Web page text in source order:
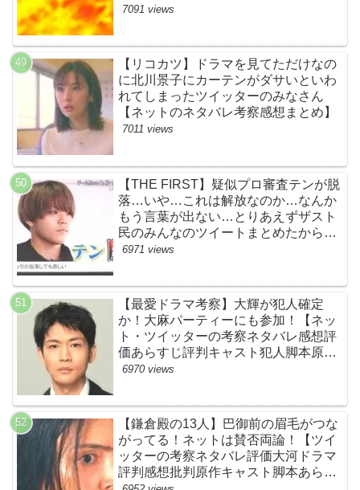
想まとめ・第１話】
7091 views
【リコカツ】ドラマを見てただけなの
に北川景子にカーテンがダサいといわ
れてしまったツイッターのみなさん
【ネットのネタバレ考察感想まとめ】
7011 views
【THE FIRST】疑似プロ審査テンが脱
落…いや…これは解放なのか…なんか
もう言葉が出ない…とりあえずザスト
民のみんなのツイートまとめたから見
て…【ザファースト・ネットのネタバ
6971 views
【最愛ドラマ考察】大輝が犯人確定
か！大麻パーティーにも参加！【ネッ
ト・ツイッターの考察ネタバレ感想評
価あらすじ評判キャスト犯人脚本原作
黒幕伏線まとめ・大ちゃん・梨央・加
6970 views
【鎌倉殿の13人】巴御前の眉毛がつな
がってる！ネットは賛否両論！【ツイ
ッターの考察ネタバレ評価大河ドラマ
評判感想批判原作キャスト脚本あらす